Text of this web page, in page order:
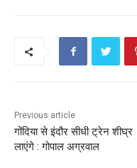
Previous article
गोंदिया से इंदौर सीधी ट्रेन शीघ्र
लाएंगे : गोपाल अग्रवाल